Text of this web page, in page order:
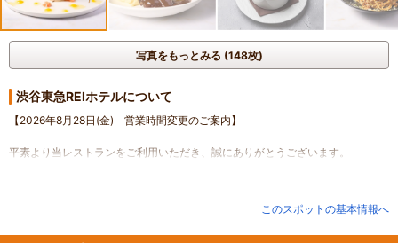
写真をもっとみる (148枚)
渋谷東急REIホテルについて
【2026年8月28日(金) 営業時間変更のご案内】
平素より当レストランをご利用いただき、誠にありがとうございます。
ティータイム 休業
このスポットの基本情報へ